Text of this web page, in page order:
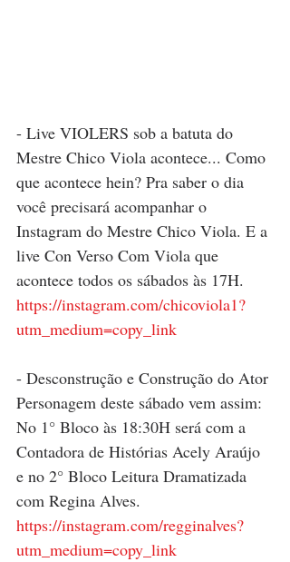
- Live VIOLERS sob a batuta do
Mestre Chico Viola acontece... Como
que acontece hein? Pra saber o dia
você precisará acompanhar o
Instagram do Mestre Chico Viola. E a
live Con Verso Com Viola que
acontece todos os sábados às 17H.
https://instagram.com/chicoviola1?
utm_medium=copy_link
- Desconstrução e Construção do Ator
Personagem deste sábado vem assim:
No 1° Bloco às 18:30H será com a
Contadora de Histórias Acely Araújo
e no 2° Bloco Leitura Dramatizada
com Regina Alves.
https://instagram.com/regginalves?
utm_medium=copy_link